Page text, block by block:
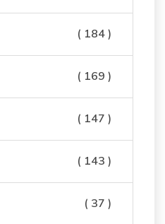
( 184 )
( 169 )
( 147 )
( 143 )
( 37 )